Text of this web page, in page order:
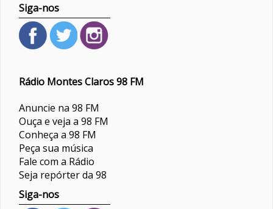
Siga-nos
Rádio Montes Claros 98 FM
Anuncie na 98 FM
Ouça e veja a 98 FM
Conheça a 98 FM
Peça sua música
Fale com a Rádio
Seja repórter da 98
Siga-nos